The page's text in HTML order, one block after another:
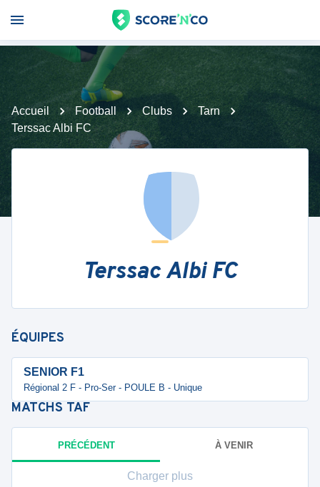
Accueil Football Clubs
Tarn
Terssac Albi FC
Terssac Albi FC
ÉQUIPES
SENIOR F1
Régional 2 F - Pro-Ser - POULE B - Unique
MATCHS TAF
PRÉCÉDENT À VENIR
Charger plus